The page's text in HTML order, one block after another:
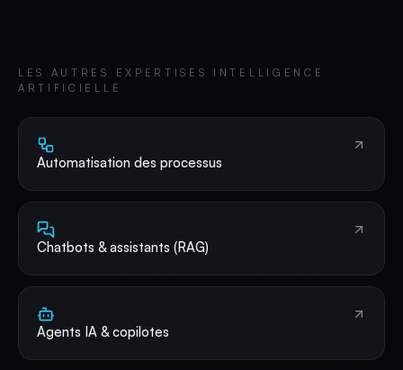
LES AUTRES EXPERTISES INTELLIGENCE
ARTIFICIELLE
Automatisation des processus
Chatbots & assistants (RAG)
Agents IA & copilotes